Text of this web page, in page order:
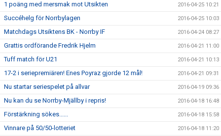
1 poäng med mersmak mot Utsikten 2016-04-25 10:21
Succéhelg för Norrbylagen 2016-04-25 10:03
Matchdags Utsiktens BK - Norrby IF 2016-04-24 08:27
Grattis ordförande Fredrik Hjelm 2016-04-21 11:00
Tuff match för U21 2016-04-21 10:13
17-2 i seriepremiären! Enes Poyraz gjorde 12 mål! 2016-04-21 09:31
Nu startar seriespelet på allvar 2016-04-19 09:36
Nu kan du se Norrby-Mjällby i repris! 2016-04-18 16:48
Förstärkning sökes...... 2016-04-18 15:58
Vinnare på 50/50-lotteriet 2016-04-18 11:20